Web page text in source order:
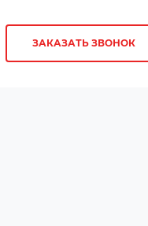
ЗАКАЗАТЬ ЗВОНОК